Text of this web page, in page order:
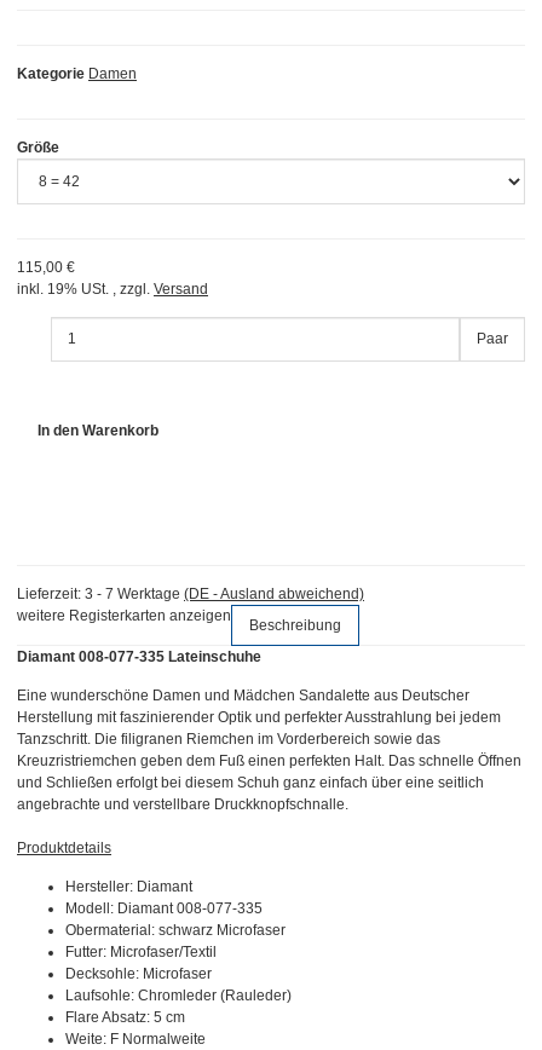
Kategorie Damen
Größe
115,00 €
inkl. 19% USt. , zzgl. Versand
Paar
In den Warenkorb
Lieferzeit: 3 - 7 Werktage (DE - Ausland abweichend)
weitere Registerkarten anzeigen
Beschreibung
Diamant 008-077-335 Lateinschuhe
Eine wunderschöne Damen und Mädchen Sandalette aus Deutscher
Herstellung mit faszinierender Optik und perfekter Ausstrahlung bei jedem
Tanzschritt. Die filigranen Riemchen im Vorderbereich sowie das
Kreuzristriemchen geben dem Fuß einen perfekten Halt. Das schnelle Öffnen
und Schließen erfolgt bei diesem Schuh ganz einfach über eine seitlich
angebrachte und verstellbare Druckknopfschnalle.
Produktdetails
Hersteller: Diamant
Modell: Diamant 008-077-335
Obermaterial: schwarz Microfaser
Futter: Microfaser/Textil
Decksohle: Microfaser
Laufsohle: Chromleder (Rauleder)
Flare Absatz: 5 cm
Weite: F Normalweite